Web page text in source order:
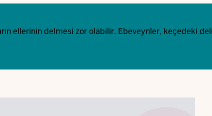
ellerinin delmesi zor olabilir. Ebeveynler, keçedeki